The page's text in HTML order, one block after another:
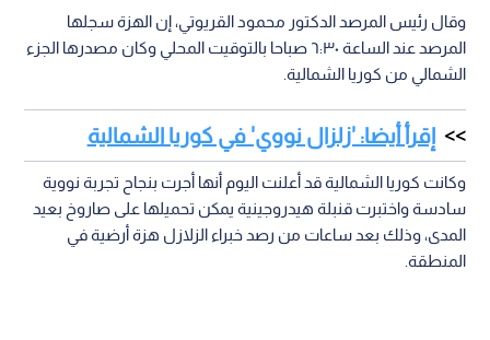
وقال رئيس المرصد الدكتور محمود القريوتي، إن الهزة سجلها
المرصد عند الساعة ٦:٣٠ صباحا بالتوقيت المحلي وكان مصدرها الجزء
الشمالي من كوريا الشمالية.
إقرأ أيضا: 'زلزال نووي' في كوريا الشمالية
وكانت كوريا الشمالية قد أعلنت اليوم أنها أجرت بنجاح تجربة نووية
سادسة واختبرت قنبلة هيدروجينية يمكن تحميلها على صاروخ بعيد
المدى، وذلك بعد ساعات من رصد خبراء الزلازل هزة أرضية في
المنطقة.